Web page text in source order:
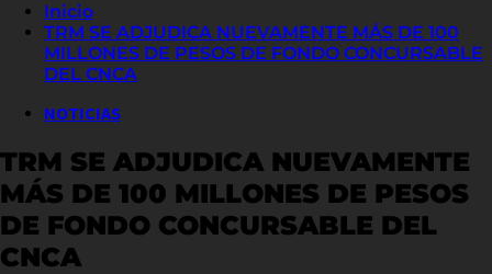
Inicio
TRM SE ADJUDICA NUEVAMENTE MÁS DE 100
MILLONES DE PESOS DE FONDO CONCURSABLE
DEL CNCA
NOTICIAS
TRM SE ADJUDICA NUEVAMENTE
MÁS DE 100 MILLONES DE PESOS
DE FONDO CONCURSABLE DEL
CNCA